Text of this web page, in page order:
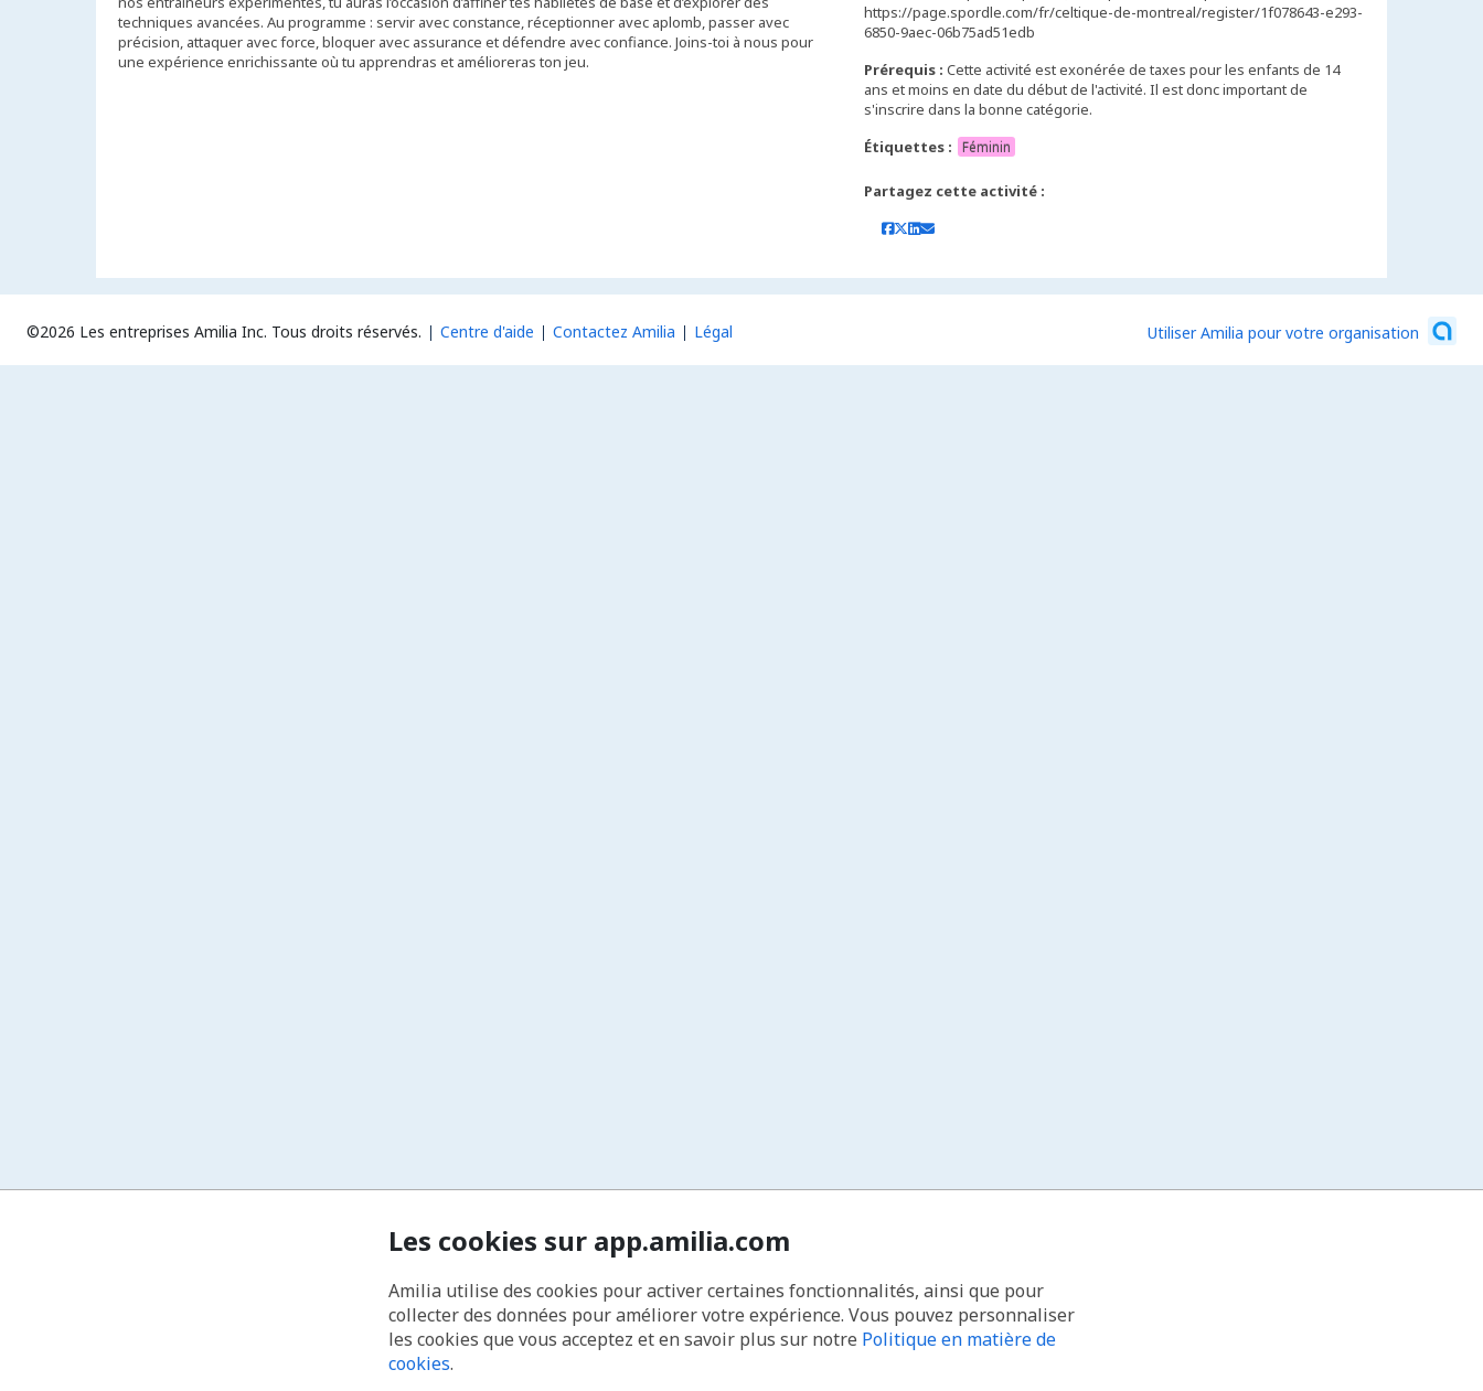
techniques avancées. Au programme : servir avec constance, réceptionner avec aplomb, passer avec
précision, attaquer avec force, bloquer avec assurance et défendre avec confiance. Joins-toi à nous pour
une expérience enrichissante où tu apprendras et amélioreras ton jeu.
https://page.spordle.com/fr/celtique-de-montreal/register/1f078643-e293-
6850-9aec-06b75ad51edb
Prérequis : Cette activité est exonérée de taxes pour les enfants de 14
ans et moins en date du début de l'activité. Il est donc important de
s'inscrire dans la bonne catégorie.
Étiquettes :
Féminin
Partagez cette activité :
©2026 Les entreprises Amilia Inc. Tous droits réservés. Centre d'aide Contactez Amilia Légal Utiliser Amilia pour votre organisation
Les cookies sur app.amilia.com
Amilia utilise des cookies pour activer certaines fonctionnalités, ainsi que pour
collecter des données pour améliorer votre expérience. Vous pouvez personnaliser
les cookies que vous acceptez et en savoir plus sur notre Politique en matière de
cookies.